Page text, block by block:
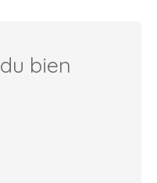
du bien